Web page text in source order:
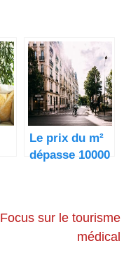
Le prix du m²
dépasse 10000
Focus sur le tourisme
médical